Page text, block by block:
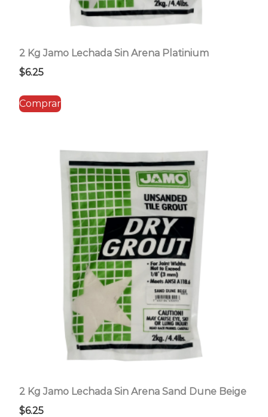
2 Kg Jamo Lechada Sin Arena Platinium
$6.25
Comprar
2 Kg Jamo Lechada Sin Arena Sand Dune Beige
$6.25